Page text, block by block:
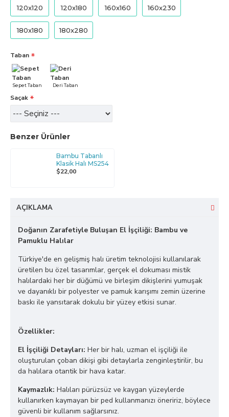
120x120 120x180 160x160 160x230
180x180 180x280
Taban
Sepet Taban Deri Taban
Saçak
Benzer Ürünler
Bambu Tabanlı
Klasik Halı MS254
$22,00
AÇIKLAMA
Doğanın Zarafetiyle Buluşan El İşçiliği: Bambu ve
Pamuklu Halılar
Türkiye'de en gelişmiş halı üretim teknolojisi kullanılarak
üretilen bu özel tasarımlar, gerçek el dokuması mistik
halılardaki her bir düğümü ve birleşim dikişlerini yumuşak
ve dayanıklı bir polyester ve pamuk karışımı zemin üzerine
baskı ile yansıtarak dokulu bir yüzey etkisi sunar.
Özellikler:
El İşçiliği Detayları: Her bir halı, uzman el işçiliği ile
oluşturulan çoban dikişi gibi detaylarla zenginleştirilir, bu
da halılara otantik bir hava katar.
Kaymazlık: Halıları pürüzsüz ve kaygan yüzeylerde
kullanırken kaymayan bir ped kullanmanızı öneririz, böylece
güvenli bir kullanım sağlarsınız.